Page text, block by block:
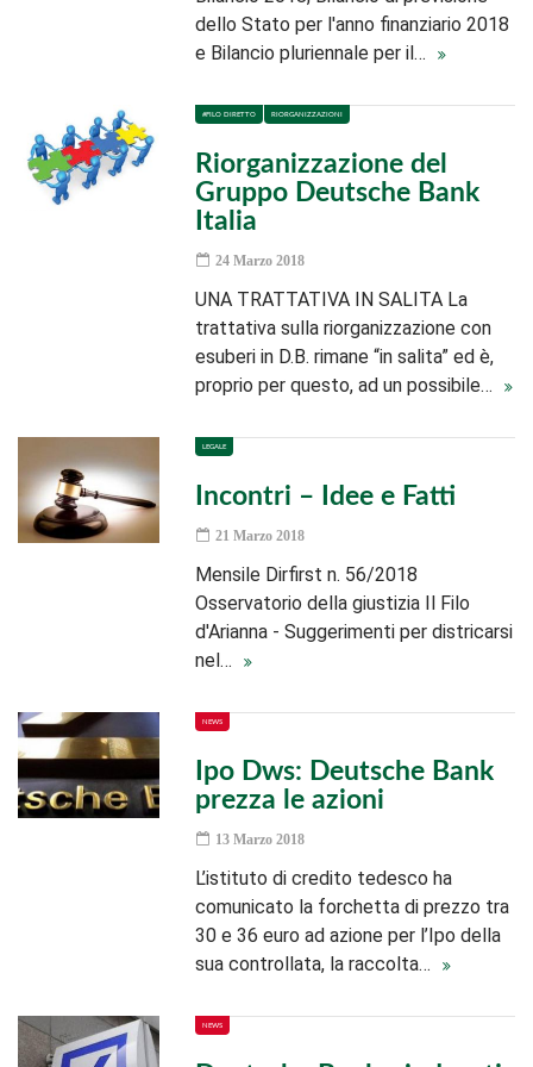
dello Stato per l'anno finanziario 2018
e Bilancio pluriennale per il…
#FILO DIRETTO RIORGANIZZAZIONI
Riorganizzazione del
Gruppo Deutsche Bank
Italia
24 Marzo 2018
UNA TRATTATIVA IN SALITA La
trattativa sulla riorganizzazione con
esuberi in D.B. rimane “in salita” ed è,
proprio per questo, ad un possibile…
LEGALE
Incontri – Idee e Fatti
21 Marzo 2018
Mensile Dirfirst n. 56/2018
Osservatorio della giustizia Il Filo
d'Arianna - Suggerimenti per districarsi
nel…
NEWS
Ipo Dws: Deutsche Bank
prezza le azioni
13 Marzo 2018
L’istituto di credito tedesco ha
comunicato la forchetta di prezzo tra
30 e 36 euro ad azione per l’Ipo della
sua controllata, la raccolta…
NEWS